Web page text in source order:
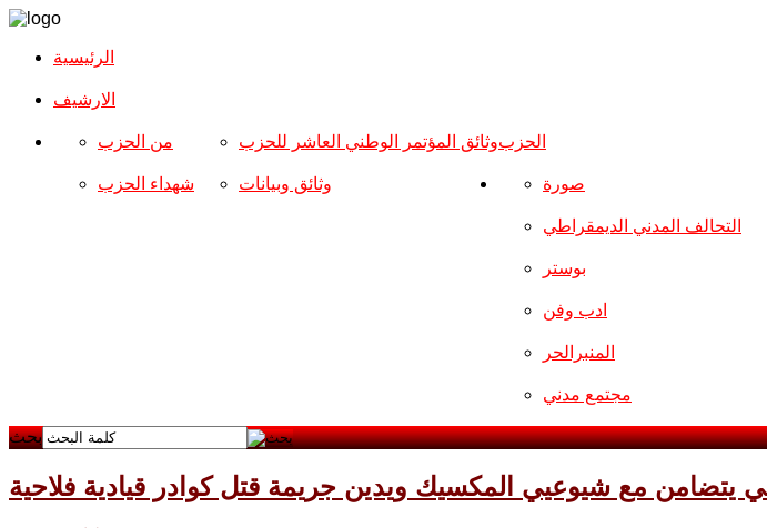
الرئيسية
الارشیف
الحزب من الحزب
شهداء الحزب
وثائق المؤتمر الوطني العاشر للحزب
وثائق وبيانات صورة
التحالف المدني الديمقراطي
بوستر
ادب وفن
المنبرالحر
مجتمع مدني
بحث
يتضامن مع شيوعيي المكسيك ويدين جريمة قتل كوادر قيادية فلاحية